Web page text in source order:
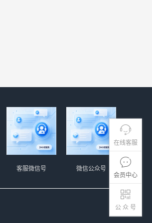
在线客服
会员中心
公 众 号
微信公众号
客服微信号